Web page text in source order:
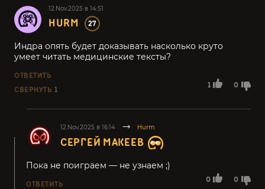
12.Nov.2025 в 14:51
HURM 27
1 0
Индра опять будет доказывать насколько круто
умеет читать медицинские тексты?
ОТВЕТИТЬ
СВЕРНУТЬ 1
12.Nov.2025 в 16:14 Hurm
СЕРГЕЙ МАКЕЕВ
0 0
Пока не поиграем — не узнаем ;)
ОТВЕТИТЬ